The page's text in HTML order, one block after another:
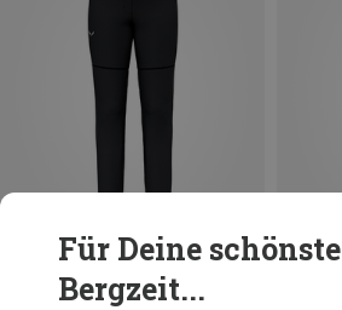
Du sparst 45%
Für Deine schönste
Bergzeit...